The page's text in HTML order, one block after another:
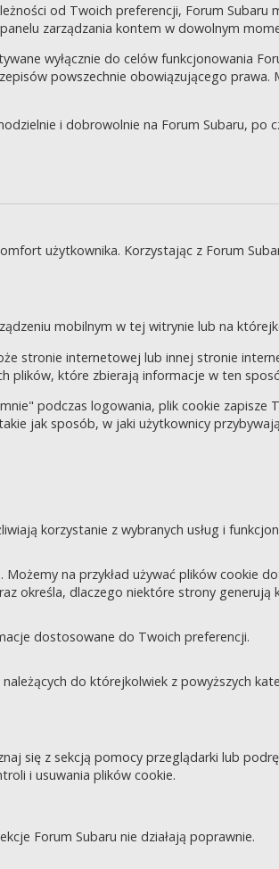
od Twoich preferencji, Forum Subaru
zarządzania kontem w dowolnym
wyłącznie do celów funkcjonowania
powszechnie obowiązującego
i dobrowolnie na Forum Subaru, po
użytkownika. Korzystając z Forum
mobilnym w tej witrynie lub na
stronie internetowej lub innej stronie
plików, które zbierają informacje w ten
podczas logowania, plik cookie zapisze
jak sposób, w jaki użytkownicy
korzystanie z wybranych usług i
na przykład używać plików cookie
określa, dlaczego niektóre strony generują
dostosowane do Twoich preferencji.
do którejkolwiek z powyższych
się z sekcją pomocy przeglądarki lub
i usuwania plików cookie.
Forum Subaru nie działają poprawnie.